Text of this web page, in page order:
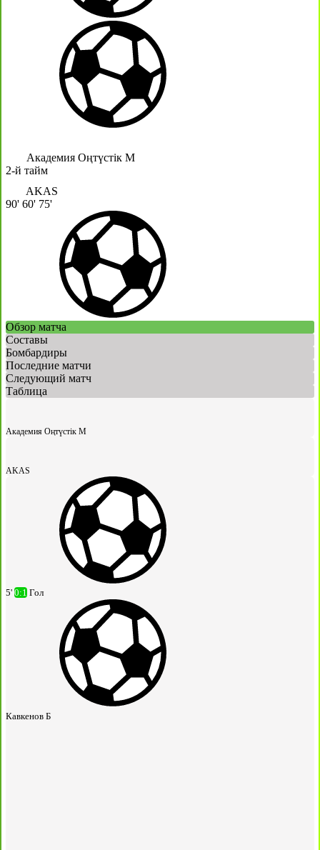
Академия Оңтүстік М
2-й тайм
AKAS
90' 60' 75'
Обзор матча
Составы
Бомбардиры
Последние матчи
Следующий матч
Таблица
Академия Оңтүстік М
AKAS
5' 0:1 Гол
Кавкенов Б